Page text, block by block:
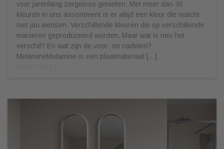
voor jarenlang zorgeloos genieten. Met meer dan 30
kleuren in ons assortiment is er altijd een kleur die matcht
met jou wensen. Verschillende kleuren die op verschillende
manieren geproduceerd worden. Maar wat is nou het
verschil? En wat zijn de voor- en nadelen?
MelamineMelamine is een plaatmateriaal […]